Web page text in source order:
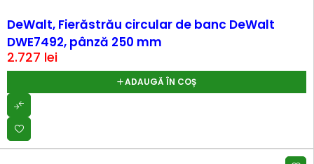
DeWalt, Fierăstrău circular de banc DeWalt
DWE7492, pânză 250 mm
2.727 lei
ADAUGĂ ÎN COȘ